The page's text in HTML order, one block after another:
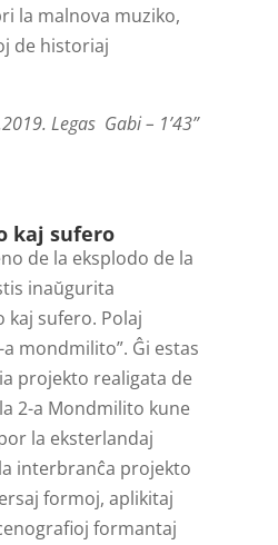
la malnova muziko,
de historiaj
Legas Gabi – 1’43”
kaj sufero
de la eksplodo de la
inaŭgurita
kaj sufero. Polaj
mondmilito”. Ĝi estas
projekto realigata de
2-a Mondmilito kune
la eksterlandaj
interbranĉa projekto
formoj, aplikitaj
formantaj